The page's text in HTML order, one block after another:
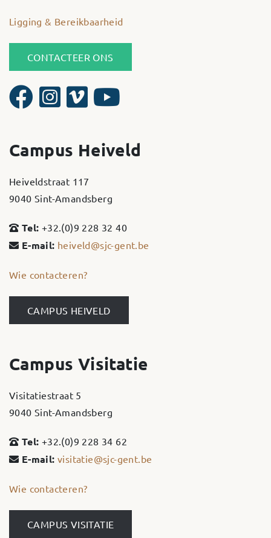
Ligging & Bereikbaarheid
CONTACTEER ONS
Campus Heiveld
Heiveldstraat 117
9040 Sint-Amandsberg
Tel: +32.(0)9 228 32 40
E-mail: heiveld@sjc-gent.be
Wie contacteren?
CAMPUS HEIVELD
Campus Visitatie
Visitatiestraat 5
9040 Sint-Amandsberg
Tel: +32.(0)9 228 34 62
E-mail: visitatie@sjc-gent.be
Wie contacteren?
CAMPUS VISITATIE